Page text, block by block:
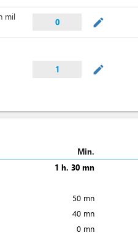
mil
0 mode_edit
1 mode_edit
Min.
1 h. 30 mn
50 mn
40 mn
0 mn